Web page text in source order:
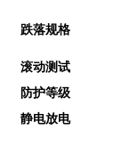
跌落规格
滚动测试
防护等级
静电放电